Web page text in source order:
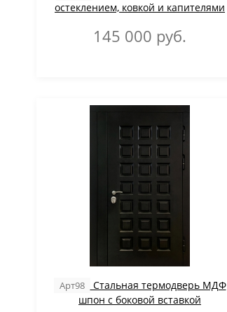
остеклением, ковкой и капителями
145 000 руб.
Арт98
Стальная термодверь МДФ
шпон с боковой вставкой